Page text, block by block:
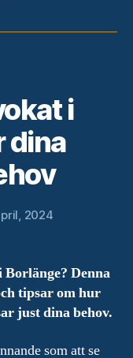
i
dina
2024
Denna
tipsar om hur
just dina behov.
som att se